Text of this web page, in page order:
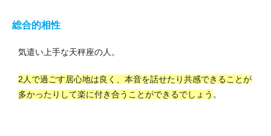
総合的相性
気遣い上手な天秤座の人。
2人で過ごす居心地は良く、本音を話せたり共感できることが
多かったりして楽に付き合うことができるでしょう 。